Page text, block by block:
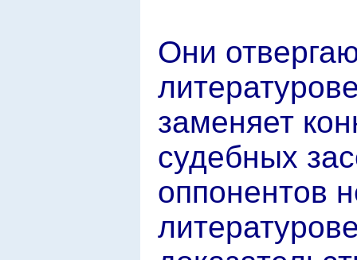
Они
заменяет
судебных
оппонентов